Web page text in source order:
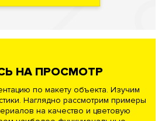
НА ПРОСМОТР
по макету объекта. Изучим
Наглядно рассмотрим примеры
на качество и цветовую